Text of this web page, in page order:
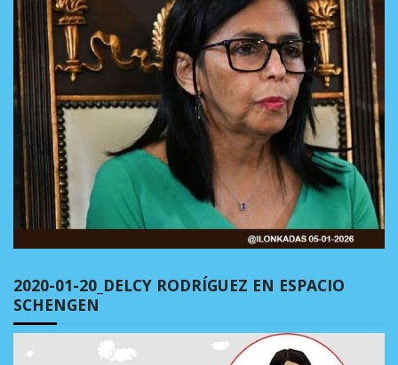
2020-01-20_DELCY RODRÍGUEZ EN ESPACIO
SCHENGEN